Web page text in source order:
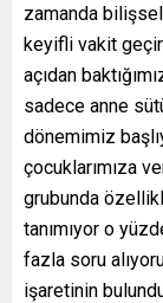
zamanda
keyifli vakit
açıdan
sadece anne
dönemimiz
çocuklarımıza
grubunda
tanımıyor o
fazla soru
işaretinin